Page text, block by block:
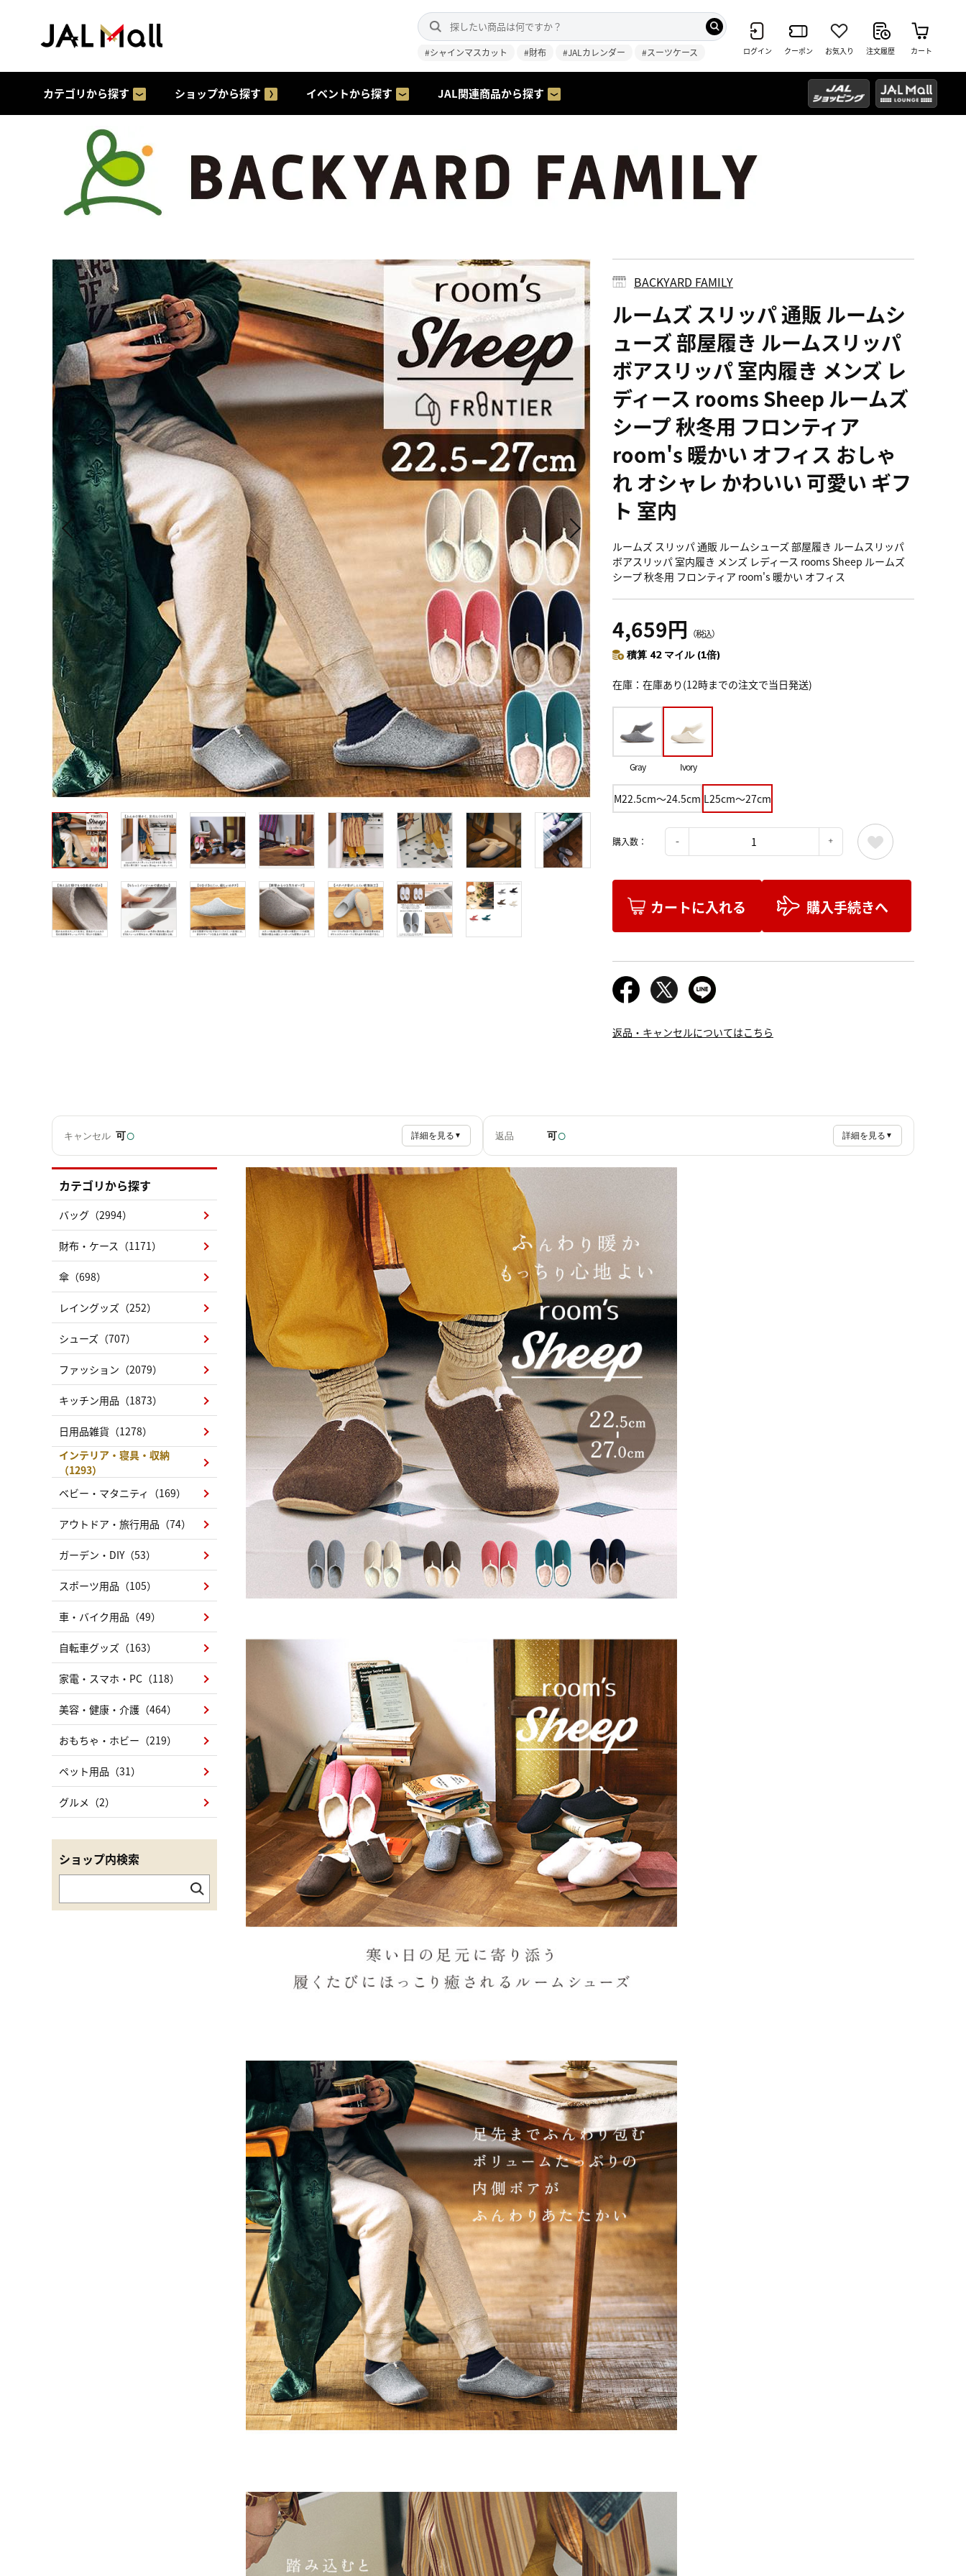
#シャインマスカット #財布 #JALカレンダー #スーツケース ログイン クーポン お気入り 注文履歴 カート
カテゴリから探す ショップから探す イベントから探す JAL関連商品から探す
BACKYARD FAMILY
ルームズ スリッパ 通販 ルームシ
ューズ 部屋履き ルームスリッパ
ボアスリッパ 室内履き メンズ レ
ディース rooms Sheep ルームズ
シープ 秋冬用 フロンティア
room's 暖かい オフィス おしゃ
れ オシャレ かわいい 可愛い ギフ
ト 室内
ルームズ スリッパ 通販 ルームシューズ 部屋履き ルームスリッパ
ボアスリッパ 室内履き メンズ レディース rooms Sheep ルームズ
シープ 秋冬用 フロンティア room's 暖かい オフィス
4,659円 （税込）
積算 42 マイル (1倍)
在庫 在庫あり(12時までの注文で当日発送)
Gray Ivory
M22.5cm～24.5cm L25cm～27cm
購入数：
カートに入れる 購入手続きへ
返品・キャンセルについてはこちら
キャンセル 可○ 詳細を見る ▼ 返品 可○ 詳細を見る ▼
カテゴリから探す
バッグ（2994）
財布・ケース（1171）
傘（698）
レイングッズ（252）
シューズ（707）
ファッション（2079）
キッチン用品（1873）
日用品雑貨（1278）
インテリア・寝具・収納
（1293）
ベビー・マタニティ（169）
アウトドア・旅行用品（74）
ガーデン・DIY（53）
スポーツ用品（105）
車・バイク用品（49）
自転車グッズ（163）
家電・スマホ・PC（118）
美容・健康・介護（464）
おもちゃ・ホビー（219）
ペット用品（31）
グルメ（2）
ショップ内検索